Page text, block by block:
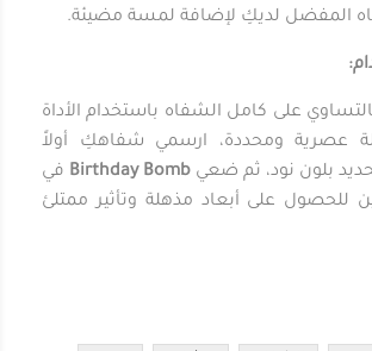
المفضل لديكِ لإضافة لمسة مضيئة.
على كامل الشفاه باستخدام الأداة
عصرية ومحددة، ارسمي شفاهكِ أولاً
بلون نود، ثم ضعي Birthday Bomb في
للحصول على أبعاد مذهلة وتأثير ممتلئ